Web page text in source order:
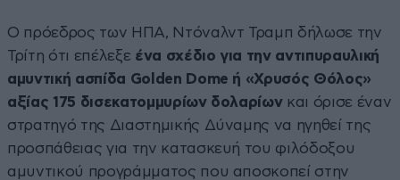
Ο πρόεδρος των ΗΠΑ, Ντόναλντ Τραμπ δήλωσε την
Τρίτη ότι επέλεξε ένα σχέδιο για την αντιπυραυλική
αμυντική ασπίδα Golden Dome ή «Χρυσός Θόλος»
αξίας 175 δισεκατομμυρίων δολαρίωνκαι όρισε έναν
στρατηγό της Διαστημικής Δύναμης να ηγηθεί της
προσπάθειας για την κατασκευή του φιλόδοξου
αμυντικού προγράμματος που αποσκοπεί στην